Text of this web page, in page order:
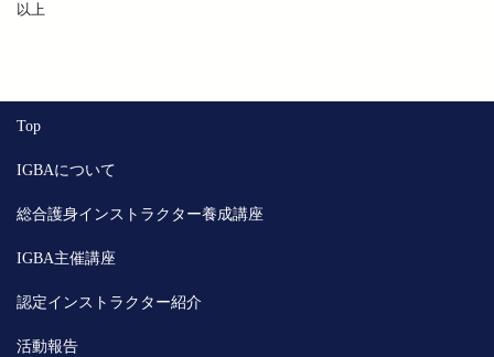
以上
Top
IGBAについて
総合護身インストラクター養成講座
IGBA主催講座
認定インストラクター紹介
活動報告